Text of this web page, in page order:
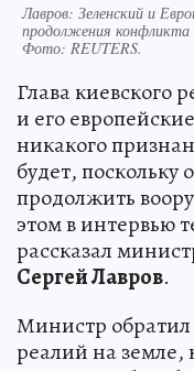
Лавров: Зеленский и
продолжения конфликта
Фото: REUTERS.
Глава киевского
и его
никакого
будет, поскольку
продолжить
этом в интервью
рассказал
Сергей Лавров.
Министр
реалий на земле,